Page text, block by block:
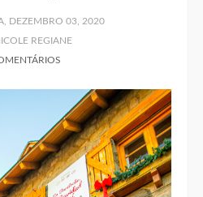
DEZEMBRO 03, 2020
REGIANE